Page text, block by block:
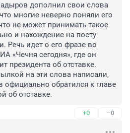
дополнил свои слова
многие неверно поняли его
не может принимать такое
и нахождение на посту
Речь идет о его фразе во
«Чечня сегодня», где он
президента об отставке.
на эти слова написали,
официально обратился к главе
об отставке.
+0 –0